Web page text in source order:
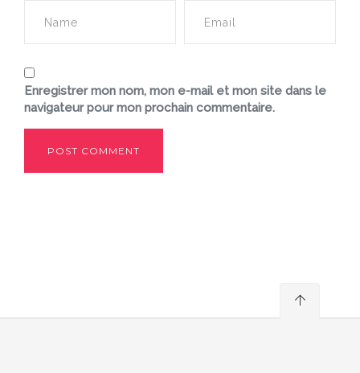
Enregistrer mon nom, mon e-mail et mon site dans le
navigateur pour mon prochain commentaire.